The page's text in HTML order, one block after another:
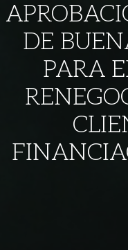
DE
PARA